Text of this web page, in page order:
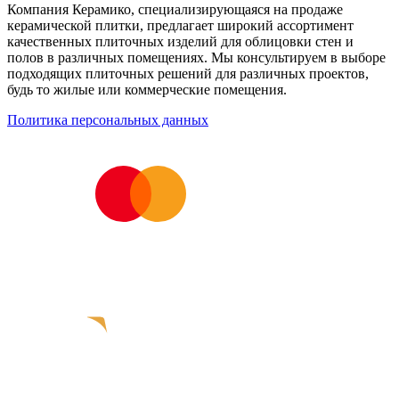
Компания Керамико, специализирующаяся на продаже
керамической плитки, предлагает широкий ассортимент
качественных плиточных изделий для облицовки стен и
полов в различных помещениях. Мы консультируем в выборе
подходящих плиточных решений для различных проектов,
будь то жилые или коммерческие помещения.
Политика персональных данных